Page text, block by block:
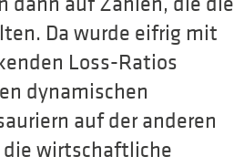
Da wurde eifrig mit
Loss-Ratios
dynamischen
auf der anderen
die wirtschaftliche